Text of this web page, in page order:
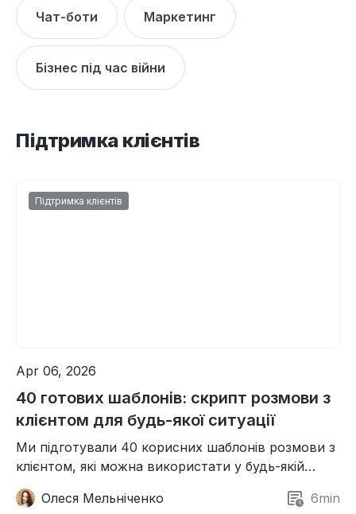
Чат-боти Маркетинг
Бізнес під час війни
Підтримка клієнтів
Підтримка клієнтів
Apr 06, 2026
40 готових шаблонів: скрипт розмови з
клієнтом для будь-якої ситуації
Ми підготували 40 корисних шаблонів розмови з
клієнтом, які можна використати у будь-якій
робочій ситуації. Беріть їх за основу та женіть
невпевненість!
Олеся Мельніченко 6min